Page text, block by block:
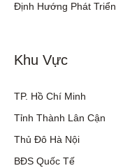
Định Hướng Phát Triển
Khu Vực
TP. Hồ Chí Minh
Tỉnh Thành Lân Cận
Thủ Đô Hà Nội
BĐS Quốc Tế